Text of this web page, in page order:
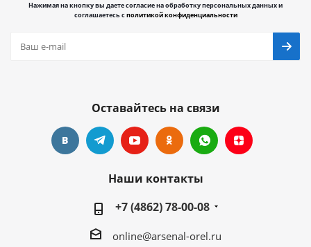
Нажимая на кнопку вы даете согласие на обработку персональных данных и
соглашаетесь сполитикой конфиденциальности
Оставайтесь на связи
Наши контакты
+7 (4862) 78-00-08
online@arsenal-orel.ru